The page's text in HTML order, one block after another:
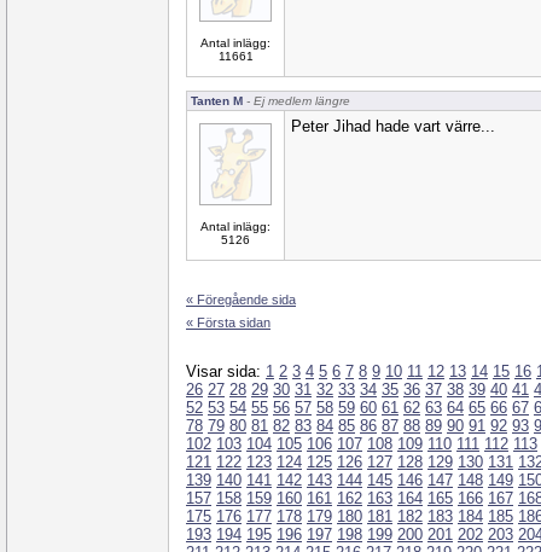
Antal inlägg:
11661
Tanten M - Ej medlem längre
Antal inlägg:
5126
Peter Jihad hade vart värre...
« Föregående sida
« Första sidan
Visar sida: 1 2 3 4 5 6 7 8 9 10 11 12 13 14 15 16
26 27 28 29 30 31 32 33 34 35 36 37 38 39 40 41
52 53 54 55 56 57 58 59 60 61 62 63 64 65 66 67
78 79 80 81 82 83 84 85 86 87 88 89 90 91 92 93
102 103 104 105 106 107 108 109 110 111 112 113
121 122 123 124 125 126 127 128 129 130 131
139 140 141 142 143 144 145 146 147 148 149
157 158 159 160 161 162 163 164 165 166 167
175 176 177 178 179 180 181 182 183 184 185
193 194 195 196 197 198 199 200 201 202 203